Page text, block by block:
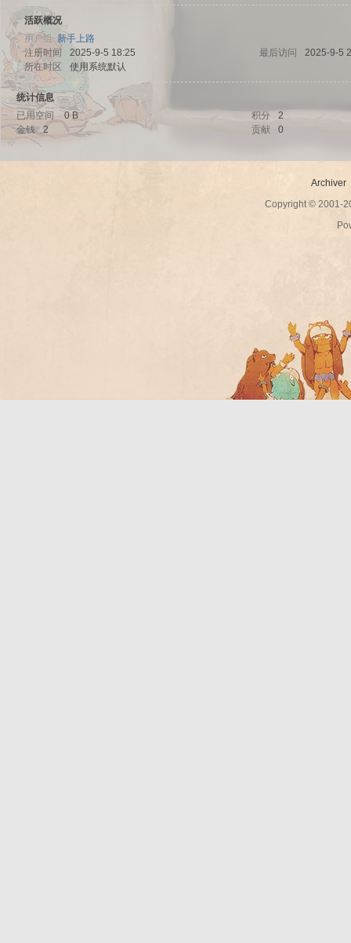
uz!
活跃概况
用户组 新手上路
注册时间
2025-9-5 18:25 最后访问
2025-9-5
所在时区
使用系统默认
统计信息
已用空间
0 B 积分
2
金钱
2 贡献 0
Archiver
Copyright © 2001-